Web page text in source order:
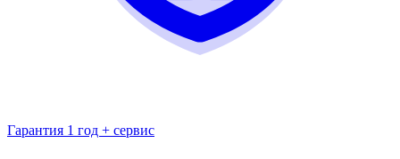
Гарантия 1 год + сервис